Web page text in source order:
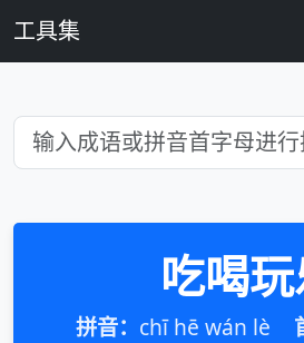
工具集
吃喝
拼音： chī hē wán lè